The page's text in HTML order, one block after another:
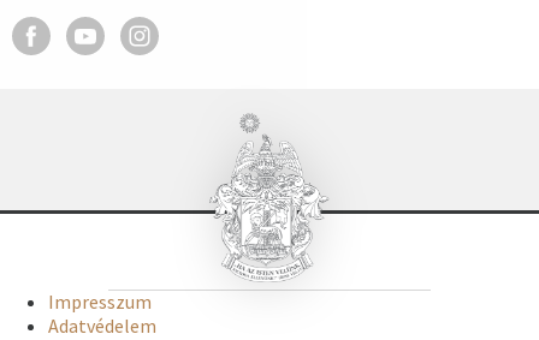
Impresszum
Adatvédelem